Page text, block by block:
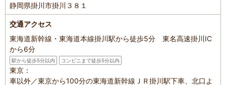
静岡県掛川市掛川３８１
交通アクセス
東海道新幹線・東海道本線掛川駅から徒歩5分 東名高速掛川IC
から6分
駅から徒歩5分以内 コンビニまで徒歩5分以内
東京：
車以外／東京から100分の東海道新幹線ＪＲ掛川駅下車、北口よ